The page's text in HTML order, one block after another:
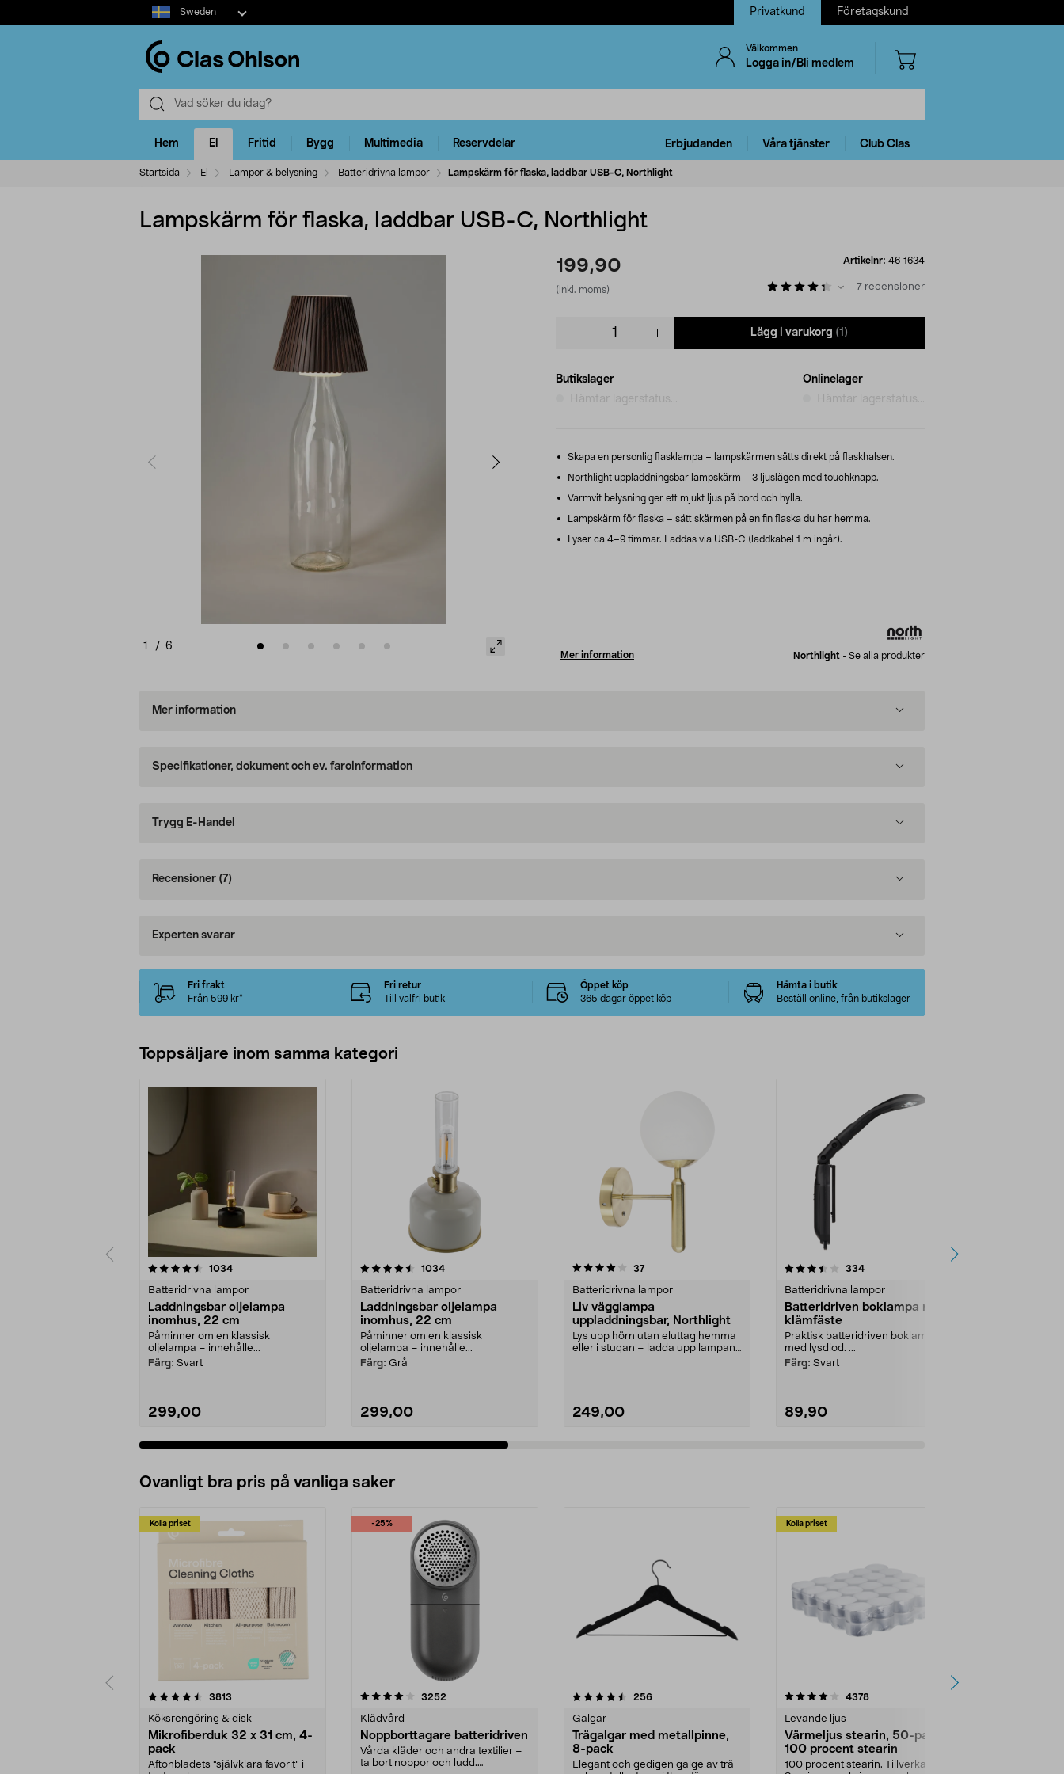
Select
market
Sweden Privatkund Företagskund
Välkommen
Logga in/Bli medlem
Hem El Fritid Bygg Multimedia Reservdelar Erbjudanden Våra tjänster Club Clas
Startsida El Lampor & belysning Batteridrivna lampor Lampskärm för flaska, laddbar USB-C, Northlight
Lampskärm för flaska, laddbar USB-C, Northlight
1 / 6
199,90
(inkl. moms)
Artikelnr: 46-1634
7 recensioner
Lägg i varukorg (1)
Butikslager
Hämtar lagerstatus...
Onlinelager
Hämtar lagerstatus...
Skapa en personlig flasklampa – lampskärmen sätts direkt på flaskhalsen.
Northlight uppladdningsbar lampskärm – 3 ljuslägen med touchknapp.
Varmvit belysning ger ett mjukt ljus på bord och hylla.
Lampskärm för flaska – sätt skärmen på en fin flaska du har hemma.
Lyser ca 4–9 timmar. Laddas via USB-C (laddkabel 1 m ingår).
Mer information Northlight - Se alla produkter
Mer information
Specifikationer, dokument och ev. faroinformation
Trygg E-Handel
Recensioner (7)
Experten svarar
Fri frakt
Från 599 kr*
Fri retur
Till valfri butik
Öppet köp
365 dagar öppet köp
Hämta i butik
Beställ online, från butikslager
Toppsäljare inom samma kategori
1034recensioner
Batteridrivna lampor
Laddningsbar oljelampa
inomhus, 22 cm
Påminner om en klassisk
oljelampa – innehålle...
Färg: Svart
299,00
4.5 av 5 stjärnor 1034recensioner
Batteridrivna lampor
Laddningsbar oljelampa
inomhus, 22 cm
Påminner om en klassisk
oljelampa – innehålle...
Färg: Grå
299,00
4.0 av 5 stjärnor 37recensioner
Batteridrivna lampor
Liv vägglampa
uppladdningsbar, Northlight
Lys upp hörn utan eluttag hemma
eller i stugan – ladda upp lampan
249,00
3.5 av 5 stjärnor 334recensioner
Batteridrivna lampor
Batteridriven boklampa med
klämfäste
Praktisk batteridriven boklampa
med lysdiod. ...
Färg: Svart
89,90
0.0 av 5 stjärnor
Ovanligt bra pris på vanliga saker
Kolla priset
3813
Köksrengöring & disk
Mikrofiberduk 32 x 31 cm, 4-
pack
Aftonbladets "självklara favorit” i
-25%
4.0av 5 stjärnor 3252
Klädvård
Noppborttagare batteridriven
Vårda kläder och andra textilier –
ta bort noppor och ludd.
4.5av 5 stjärnor 256recensioner
Galgar
Trägalgar med metallpinne,
8-pack
Elegant och gedigen galge av trä
Kolla priset
4.0av 5 stjärnor 4378recensioner
Levande ljus
Värmeljus stearin, 50-pack,
100 procent stearin
100 procent stearin. Tillverkade i
4.5av 5 stjärnor